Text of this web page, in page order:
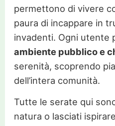
permettono di vivere
paura di incappare in
invadenti. Ogni utente
ambiente pubblico e
serenità, scoprendo
dell’intera comunità.
Tutte le serate qui
natura o lasciati